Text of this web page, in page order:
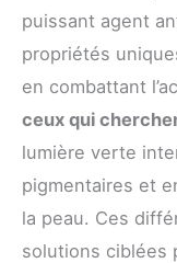
puissant agent
propriétés
en combattant
ceux qui
lumière verte
pigmentaires et
la peau. Ces
solutions ciblées